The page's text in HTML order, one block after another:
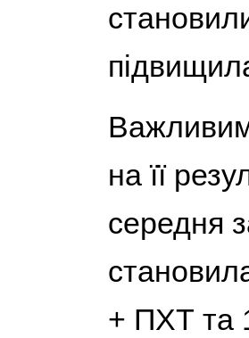
на її
середня
+ ПХТ та